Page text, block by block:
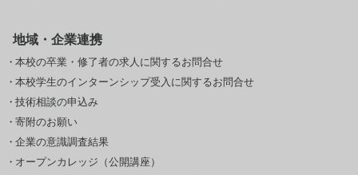
地域・企業連携
本校の卒業・修了者の求人に関するお問合せ
本校学生のインターンシップ受入に関するお問合せ
技術相談の申込み
寄附のお願い
企業の意識調査結果
オープンカレッジ（公開講座）